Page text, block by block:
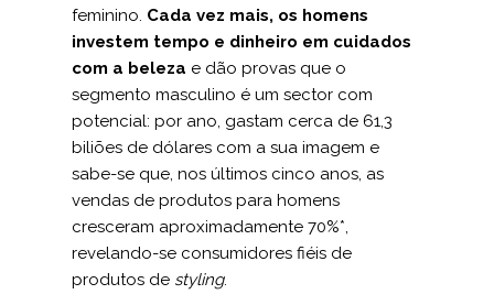
feminino. Cada vez mais, os homens
inves­tem tempo e dinheiro em cuidados
com a beleza e dão provas que o
segmento masculino é um sector com
potencial: por ano, gastam cerca de 61,3
biliões de dóla­res com a sua imagem e
sabe-se que, nos últimos cinco anos, as
vendas de produ­tos para homens
cresceram aproximada­mente 70%*,
revelando-se consumidores fiéis de
produtos de styling.